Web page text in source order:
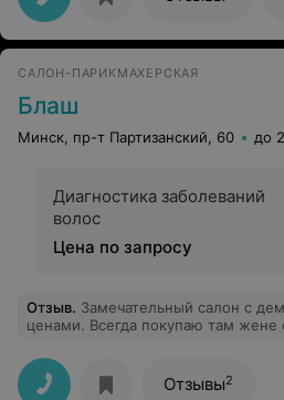
Очевидно, что их никто не
грязный резиновый коврик.
неприветливые, никогда не
занимать место на рынке --
хотя бы безопасный для здоровья,
САЛОН-ПАРИКМАХЕРСКАЯ
Блаш
Минск, пр-т Партизанский, 60 до
Диагностика заболеваний
волос
Цена по запросу
Отзыв. Замечательный салон с
ценами. Всегда покупаю там жене
Отзывы2